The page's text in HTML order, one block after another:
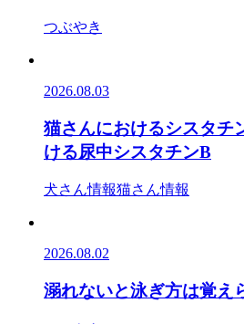
つぶやき
2026.08.03
猫さんにおけるシスタチ
ける尿中シスタチンB
犬さん情報猫さん情報
2026.08.02
溺れないと泳ぎ方は覚え